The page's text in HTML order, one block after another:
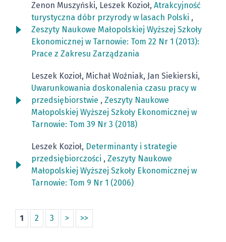
Zenon Muszyński, Leszek Kozioł, Atrakcyjność
turystyczna dóbr przyrody w lasach Polski ,
Zeszyty Naukowe Małopolskiej Wyższej Szkoły
Ekonomicznej w Tarnowie: Tom 22 Nr 1 (2013):
Prace z Zakresu Zarządzania
Leszek Kozioł, Michał Woźniak, Jan Siekierski,
Uwarunkowania doskonalenia czasu pracy w
przedsiębiorstwie , Zeszyty Naukowe
Małopolskiej Wyższej Szkoły Ekonomicznej w
Tarnowie: Tom 39 Nr 3 (2018)
Leszek Kozioł, Determinanty i strategie
przedsiębiorczości , Zeszyty Naukowe
Małopolskiej Wyższej Szkoły Ekonomicznej w
Tarnowie: Tom 9 Nr 1 (2006)
1 2 3 > >>